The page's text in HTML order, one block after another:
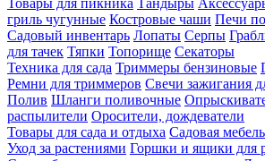
гриль чугунные Костровые чаши Печи
Садовый инвентарь Лопаты Серпы
для тачек Тяпки Топорище Секаторы
Техника для сада Триммеры бензиновые
Ремни для триммеров Свечи зажигания
Полив Шланги поливочные
распылители Оросители, дождеватели
Товары для сада и отдыха Садовая
Уход за растениями Горшки и ящики для